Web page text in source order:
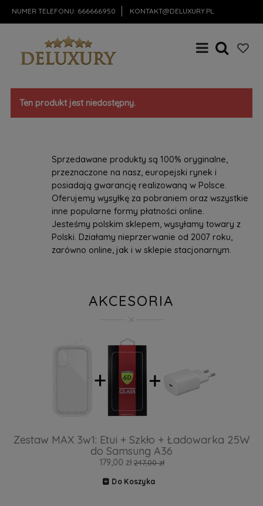
NUMER TELEFONU: 666666950 KONTAKT@DELUXURY.PL
Ten produkt jest niedostępny.
Sprzedawane produkty są 100% oryginalne,
przeznaczone na nasz, europejski rynek i
posiadają gwarancję realizowaną w Polsce.
Oferujemy wysyłkę za pobraniem oraz wszystkie
inne popularne formy płatności online.
Jesteśmy polskim sklepem, wysyłamy towary z
Polski. Działamy nieprzerwanie od 2007 roku,
zarówno online, jak i w sklepie stacjonarnym.
AKCESORIA
Zestaw MAX 3w1: Etui + Szkło + Ładowarka 25W
do Samsung A36
179,00 zł 247,00 zł
Do Koszyka